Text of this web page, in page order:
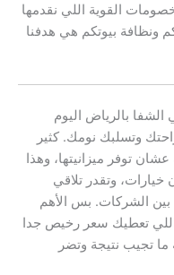
القوية اللي نقدمها
ونظافة بيوتكم هي هدفنا
بالرياض اليوم
وتسلبك نومك. كثير
توفر ميزانيتها، وهذا
وتقدر تلاقي
الشركات. بس الأهم
اللي تعطيك سعر رخيص جدا
تجيب نتيجة وتضر